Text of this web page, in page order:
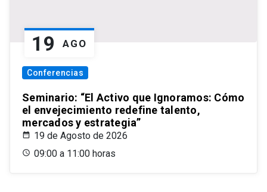
19 AGO
Conferencias
Seminario: “El Activo que Ignoramos: Cómo
el envejecimiento redefine talento,
mercados y estrategia”
19 de Agosto de 2026
09:00 a 11:00 horas